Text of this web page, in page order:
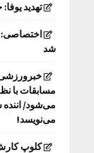
تهدید
اختصاصی:
شد
مسابقات با
می‌شود/ اننده
می‌نویسد!
کلوپ